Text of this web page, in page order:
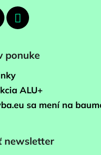
ponuke
ALU+
sa mení na
newsletter